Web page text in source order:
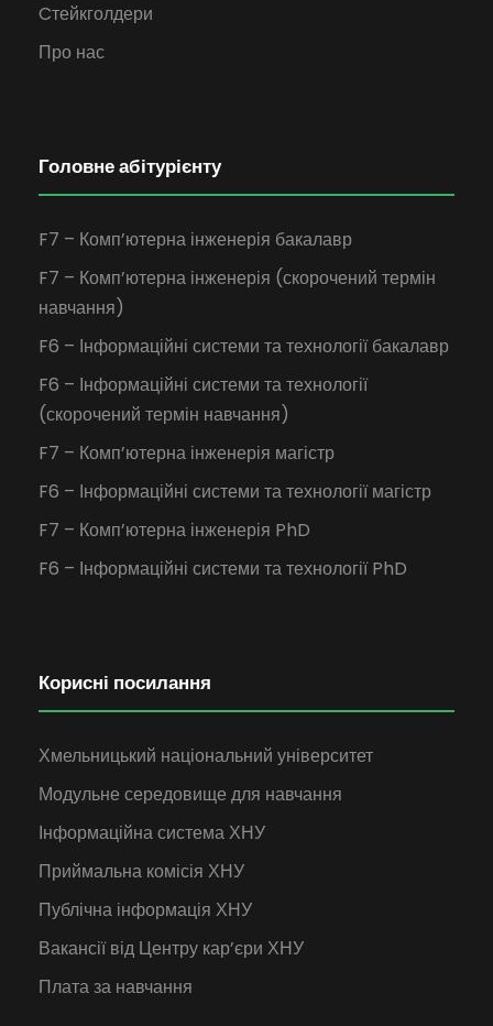
Cтейкголдери
Про нас
Головне абітурієнту
F7 – Комп’ютерна інженерія бакалавр
F7 – Комп’ютерна інженерія (скорочений термін
навчання)
F6 – Інформаційні системи та технології бакалавр
F6 – Інформаційні системи та технології
(скорочений термін навчання)
F7 – Комп’ютерна інженерія магістр
F6 – Інформаційні системи та технології магістр
F7 – Комп’ютерна інженерія PhD
F6 – Інформаційні системи та технології PhD
Корисні посилання
Хмельницький національний університет
Модульне середовище для навчання
Інформаційна система ХНУ
Приймальна комісія ХНУ
Публічна інформація ХНУ
Вакансії від Центру кар’єри ХНУ
Плата за навчання